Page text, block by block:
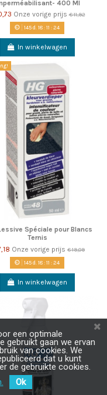
400 Ml
Onze vorige prijs€ 11,92
145d.18:11 :22
In winkelwagen
Spéciale pour Blancs
Ternis
Onze vorige prijs € 19,09
145d. 18:11 :22
In winkelwagen
een optimale
gebruikt gaan we ervan
van cookies. We
dat u kunt
de gebruikte cookies.
Ok